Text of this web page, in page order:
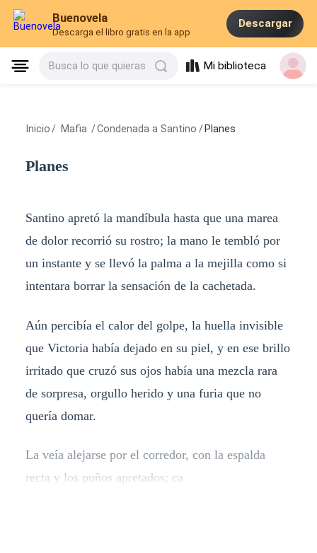
Buenovela
Descarga el libro gratis en la app
Descargar
Busca lo que quieras Mi biblioteca
Inicio / Mafia /Condenada a Santino / Planes
Planes
Santino apretó la mandíbula hasta que una marea
de dolor recorrió su rostro; la mano le tembló por
un instante y se llevó la palma a la mejilla como si
intentara borrar la sensación de la cachetada.
Aún percibía el calor del golpe, la huella invisible
que Victoria había dejado en su piel, y en ese brillo
irritado que cruzó sus ojos había una mezcla rara
de sorpresa, orgullo herido y una furia que no
quería domar.
La veía alejarse por el corredor, con la espalda
recta y los puños apretados; ca